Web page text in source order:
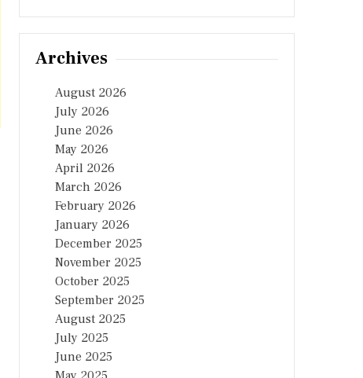
Archives
August 2026
July 2026
June 2026
May 2026
April 2026
March 2026
February 2026
January 2026
December 2025
November 2025
October 2025
September 2025
August 2025
July 2025
June 2025